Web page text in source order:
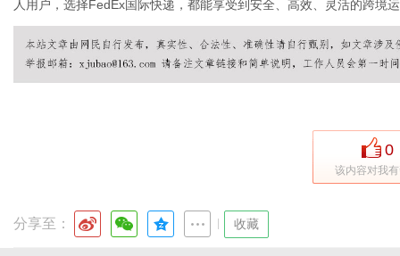
人用户，选择FedEx国际快递，都能享受到安全、高效、灵活的跨境
0
该内容对我
分享至： 收藏